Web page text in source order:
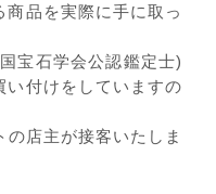
品を実際に手に取っ
宝石学会公認鑑定士)
い付けをしていますの
店主が接客いたしま